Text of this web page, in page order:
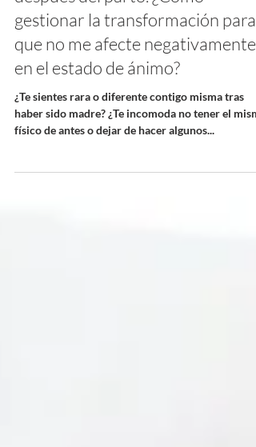
después del parto. ¿Cómo
gestionar la transformación para
que no me afecte negativamente
en el estado de ánimo?
¿Te sientes rara o diferente contigo misma tras